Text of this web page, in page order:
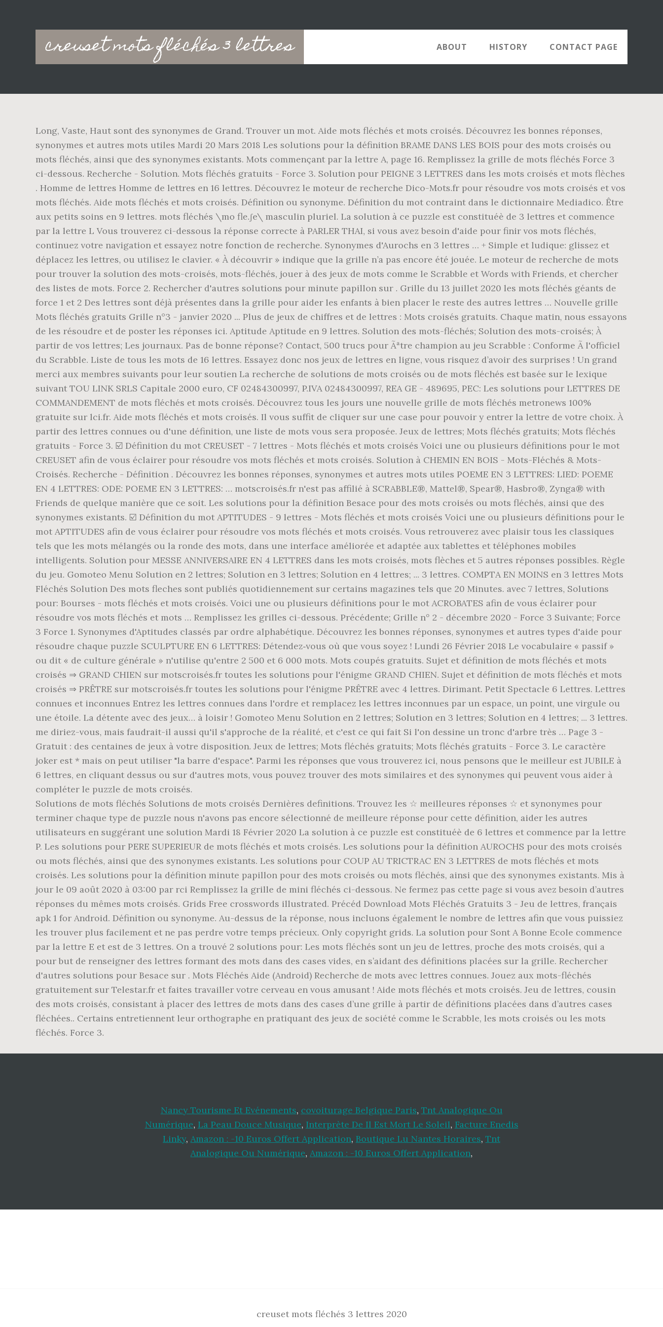
creuset mots fléchés 3 lettres
Main
navigation
ABOUT HISTORY CONTACT PAGE
Long, Vaste, Haut sont des synonymes de Grand. Trouver un mot. Aide mots fléchés et mots croisés. Découvrez les bonnes réponses,
synonymes et autres mots utiles Mardi 20 Mars 2018 Les solutions pour la définition BRAME DANS LES BOIS pour des mots croisés ou
mots fléchés, ainsi que des synonymes existants. Mots commençant par la lettre A, page 16. Remplissez la grille de mots fléchés Force 3
ci-dessous. Recherche - Solution. Mots fléchés gratuits - Force 3. Solution pour PEIGNE 3 LETTRES dans les mots croisés et mots flèches
. Homme de lettres Homme de lettres en 16 lettres. Découvrez le moteur de recherche Dico-Mots.fr pour résoudre vos mots croisés et vos
mots fléchés. Aide mots fléchés et mots croisés. Définition ou synonyme. Définition du mot contraint dans le dictionnaire Mediadico. Être
aux petits soins en 9 lettres. mots fléchés \mo fle.ʃe\ masculin pluriel. La solution à ce puzzle est constituéè de 3 lettres et commence
par la lettre L Vous trouverez ci-dessous la réponse correcte à PARLER THAI, si vous avez besoin d'aide pour finir vos mots fléchés,
continuez votre navigation et essayez notre fonction de recherche. Synonymes d'Aurochs en 3 lettres … + Simple et ludique: glissez et
déplacez les lettres, ou utilisez le clavier. « À découvrir » indique que la grille n’a pas encore été jouée. Le moteur de recherche de mots
pour trouver la solution des mots-croisés, mots-fléchés, jouer à des jeux de mots comme le Scrabble et Words with Friends, et chercher
des listes de mots. Force 2. Rechercher d'autres solutions pour minute papillon sur . Grille du 13 juillet 2020 les mots fléchés géants de
force 1 et 2 Des lettres sont déjà présentes dans la grille pour aider les enfants à bien placer le reste des autres lettres … Nouvelle grille
Mots fléchés gratuits Grille n°3 - janvier 2020 ... Plus de jeux de chiffres et de lettres : Mots croisés gratuits. Chaque matin, nous essayons
de les résoudre et de poster les réponses ici. Aptitude Aptitude en 9 lettres. Solution des mots-fléchés; Solution des mots-croisés; À
partir de vos lettres; Les journaux. Pas de bonne réponse? Contact, 500 trucs pour Ãªtre champion au jeu Scrabble : Conforme Ã l'officiel
du Scrabble. Liste de tous les mots de 16 lettres. Essayez donc nos jeux de lettres en ligne, vous risquez d’avoir des surprises ! Un grand
merci aux membres suivants pour leur soutien La recherche de solutions de mots croisés ou de mots fléchés est basée sur le lexique
suivant TOU LINK SRLS Capitale 2000 euro, CF 02484300997, P.IVA 02484300997, REA GE - 489695, PEC: Les solutions pour LETTRES DE
COMMANDEMENT de mots fléchés et mots croisés. Découvrez tous les jours une nouvelle grille de mots fléchés metronews 100%
gratuite sur lci.fr. Aide mots fléchés et mots croisés. Il vous suffit de cliquer sur une case pour pouvoir y entrer la lettre de votre choix. À
partir des lettres connues ou d'une définition, une liste de mots vous sera proposée. Jeux de lettres; Mots fléchés gratuits; Mots fléchés
gratuits - Force 3. ☑️ Définition du mot CREUSET - 7 lettres - Mots fléchés et mots croisés Voici une ou plusieurs définitions pour le mot
CREUSET afin de vous éclairer pour résoudre vos mots fléchés et mots croisés. Solution à CHEMIN EN BOIS - Mots-Fléchés & Mots-
Croisés. Recherche - Définition . Découvrez les bonnes réponses, synonymes et autres mots utiles POEME EN 3 LETTRES: LIED: POEME
EN 4 LETTRES: ODE: POEME EN 3 LETTRES: … motscroisés.fr n'est pas affilié à SCRABBLE®, Mattel®, Spear®, Hasbro®, Zynga® with
Friends de quelque manière que ce soit. Les solutions pour la définition Besace pour des mots croisés ou mots fléchés, ainsi que des
synonymes existants. ☑️ Définition du mot APTITUDES - 9 lettres - Mots fléchés et mots croisés Voici une ou plusieurs définitions pour le
mot APTITUDES afin de vous éclairer pour résoudre vos mots fléchés et mots croisés. Vous retrouverez avec plaisir tous les classiques
tels que les mots mélangés ou la ronde des mots, dans une interface améliorée et adaptée aux tablettes et téléphones mobiles
intelligents. Solution pour MESSE ANNIVERSAIRE EN 4 LETTRES dans les mots croisés, mots flèches et 5 autres réponses possibles. Règle
du jeu. Gomoteo Menu Solution en 2 lettres; Solution en 3 lettres; Solution en 4 lettres; ... 3 lettres. COMPTA EN MOINS en 3 lettres Mots
Fléchés Solution Des mots fleches sont publiés quotidiennement sur certains magazines tels que 20 Minutes. avec 7 lettres, Solutions
pour: Bourses - mots fléchés et mots croisés. Voici une ou plusieurs définitions pour le mot ACROBATES afin de vous éclairer pour
résoudre vos mots fléchés et mots … Remplissez les grilles ci-dessous. Précédente; Grille n° 2 - décembre 2020 - Force 3 Suivante; Force
3 Force 1. Synonymes d'Aptitudes classés par ordre alphabétique. Découvrez les bonnes réponses, synonymes et autres types d'aide pour
résoudre chaque puzzle SCULPTURE EN 6 LETTRES: Détendez‑vous où que vous soyez ! Lundi 26 Février 2018 Le vocabulaire « passif »
ou dit « de culture générale » n'utilise qu'entre 2 500 et 6 000 mots. Mots coupés gratuits. Sujet et définition de mots fléchés et mots
croisés ⇒ GRAND CHIEN sur motscroisés.fr toutes les solutions pour l'énigme GRAND CHIEN. Sujet et définition de mots fléchés et mots
croisés ⇒ PRÊTRE sur motscroisés.fr toutes les solutions pour l'énigme PRÊTRE avec 4 lettres. Dirimant. Petit Spectacle 6 Lettres. Lettres
connues et inconnues Entrez les lettres connues dans l'ordre et remplacez les lettres inconnues par un espace, un point, une virgule ou
une étoile. La détente avec des jeux… à loisir ! Gomoteo Menu Solution en 2 lettres; Solution en 3 lettres; Solution en 4 lettres; ... 3 lettres.
me diriez-vous, mais faudrait-il aussi qu'il s'approche de la réalité, et c'est ce qui fait Si l'on dessine un tronc d'arbre très … Page 3 -
Gratuit : des centaines de jeux à votre disposition. Jeux de lettres; Mots fléchés gratuits; Mots fléchés gratuits - Force 3. Le caractère
joker est * mais on peut utiliser "la barre d'espace". Parmi les réponses que vous trouverez ici, nous pensons que le meilleur est JUBILE à
6 lettres, en cliquant dessus ou sur d'autres mots, vous pouvez trouver des mots similaires et des synonymes qui peuvent vous aider à
compléter le puzzle de mots croisés.
Solutions de mots fléchés Solutions de mots croisés Dernières definitions. Trouvez les ☆ meilleures réponses ☆ et synonymes pour
terminer chaque type de puzzle nous n'avons pas encore sélectionné de meilleure réponse pour cette définition, aider les autres
utilisateurs en suggérant une solution Mardi 18 Février 2020 La solution à ce puzzle est constituéè de 6 lettres et commence par la lettre
P. Les solutions pour PERE SUPERIEUR de mots fléchés et mots croisés. Les solutions pour la définition AUROCHS pour des mots croisés
ou mots fléchés, ainsi que des synonymes existants. Les solutions pour COUP AU TRICTRAC EN 3 LETTRES de mots fléchés et mots
croisés. Les solutions pour la définition minute papillon pour des mots croisés ou mots fléchés, ainsi que des synonymes existants. Mis à
jour le 09 août 2020 à 03:00 par rci Remplissez la grille de mini fléchés ci-dessous. Ne fermez pas cette page si vous avez besoin d’autres
réponses du mêmes mots croisés. Grids Free crosswords illustrated. Précéd Download Mots Fléchés Gratuits 3 - Jeu de lettres, français
apk 1 for Android. Définition ou synonyme. Au-dessus de la réponse, nous incluons également le nombre de lettres afin que vous puissiez
les trouver plus facilement et ne pas perdre votre temps précieux. Only copyright grids. La solution pour Sont A Bonne Ecole commence
par la lettre E et est de 3 lettres. On a trouvé 2 solutions pour: Les mots fléchés sont un jeu de lettres, proche des mots croisés, qui a
pour but de renseigner des lettres formant des mots dans des cases vides, en s’aidant des définitions placées sur la grille. Rechercher
d'autres solutions pour Besace sur . Mots Fléchés Aide (Android) Recherche de mots avec lettres connues. Jouez aux mots-fléchés
gratuitement sur Telestar.fr et faites travailler votre cerveau en vous amusant ! Aide mots fléchés et mots croisés. Jeu de lettres, cousin
des mots croisés, consistant à placer des lettres de mots dans des cases d’une grille à partir de définitions placées dans d’autres cases
fléchées.. Certains entretiennent leur orthographe en pratiquant des jeux de société comme le Scrabble, les mots croisés ou les mots
fléchés. Force 3.
Nancy Tourisme Et Evénements, covoiturage Belgique Paris, Tnt Analogique Ou
Numérique, La Peau Douce Musique, Interprète De Il Est Mort Le Soleil, Facture Enedis
Linky, Amazon : -10 Euros Offert Application, Boutique Lu Nantes Horaires, Tnt
Analogique Ou Numérique, Amazon : -10 Euros Offert Application,
creuset mots fléchés 3 lettres 2020